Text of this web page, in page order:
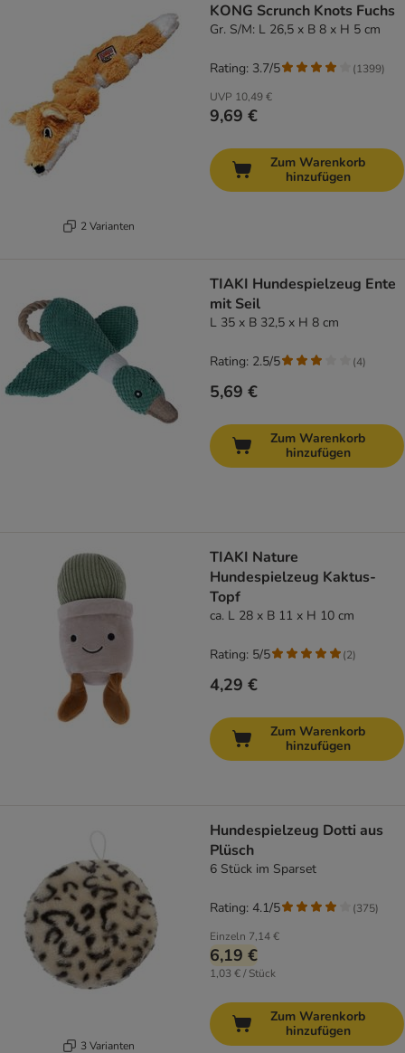
2 Varianten
KONG Scrunch Knots Fuchs
Gr. S/M: L 26,5 x B 8 x H 5 cm
UVP 10,49 €
9,69 €
Rating: 3.7/5 (1399)
Zum Warenkorb
hinzufügen
TIAKI Hundespielzeug Ente
mit Seil
L 35 x B 32,5 x H 8 cm
5,69 €
Rating: 2.5/5 (4)
Zum Warenkorb
hinzufügen
TIAKI Nature
Hundespielzeug Kaktus-
Topf
ca. L 28 x B 11 x H 10 cm
4,29 €
Rating: 5/5 (2)
Zum Warenkorb
hinzufügen
3 Varianten
Hundespielzeug Dotti aus
Plüsch
6 Stück im Sparset
Einzeln 7,14 €
6,19 €
1,03 € / Stück
Rating: 4.1/5 (375)
Zum Warenkorb
hinzufügen